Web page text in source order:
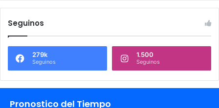
Seguinos
279k
Seguinos
1.500
Seguinos
Pronostico del Tiempo